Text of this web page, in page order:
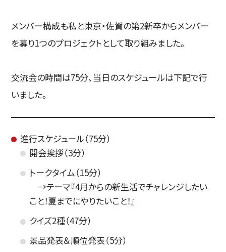
メンバー構成も私と東京・佐賀の第2新卒からメンバー
を募り1つのプロジェクトとして取り組みました。
交流会の時間は75分、当日のスケジュールは下記で行
いました。
進行スケジュール（75分）
開会挨拶（3分）
トークタイム（15分）
→テーマ『4月からの新生活でチャレンジしたい
こと！夏までにやりたいこと！』
クイズ2種（47分）
景品発表＆順位発表（5分）